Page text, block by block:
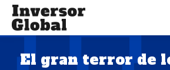
El gran terror de